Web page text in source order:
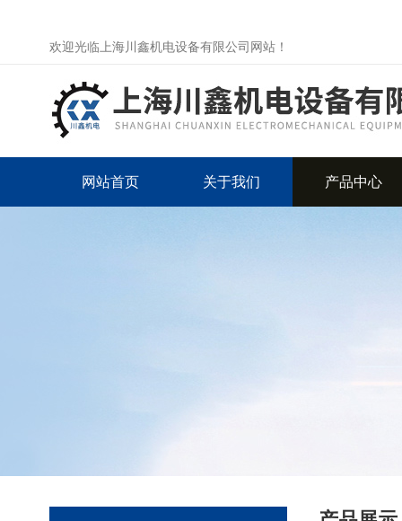
欢迎光临上海川鑫机电设备有限公司网站！
网站首页 关于我们 产品中心